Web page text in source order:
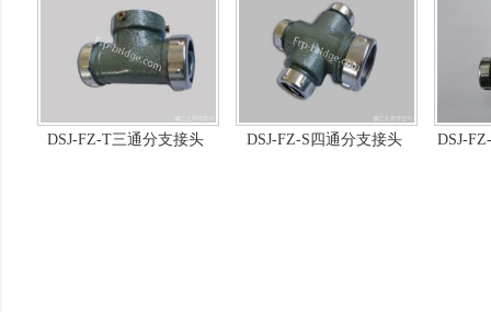
DSJ-FZ-T三通分支接头 DSJ-FZ-S四通分支接头 DSJ-